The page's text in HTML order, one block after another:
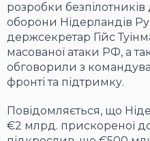
розробки безпілотників
оборони Нідерландів
держсекретар Гійс
масованої атаки РФ, а
обговорили з
фронті та підтримку.
Повідомляється, що
€2 млрд. прискореної